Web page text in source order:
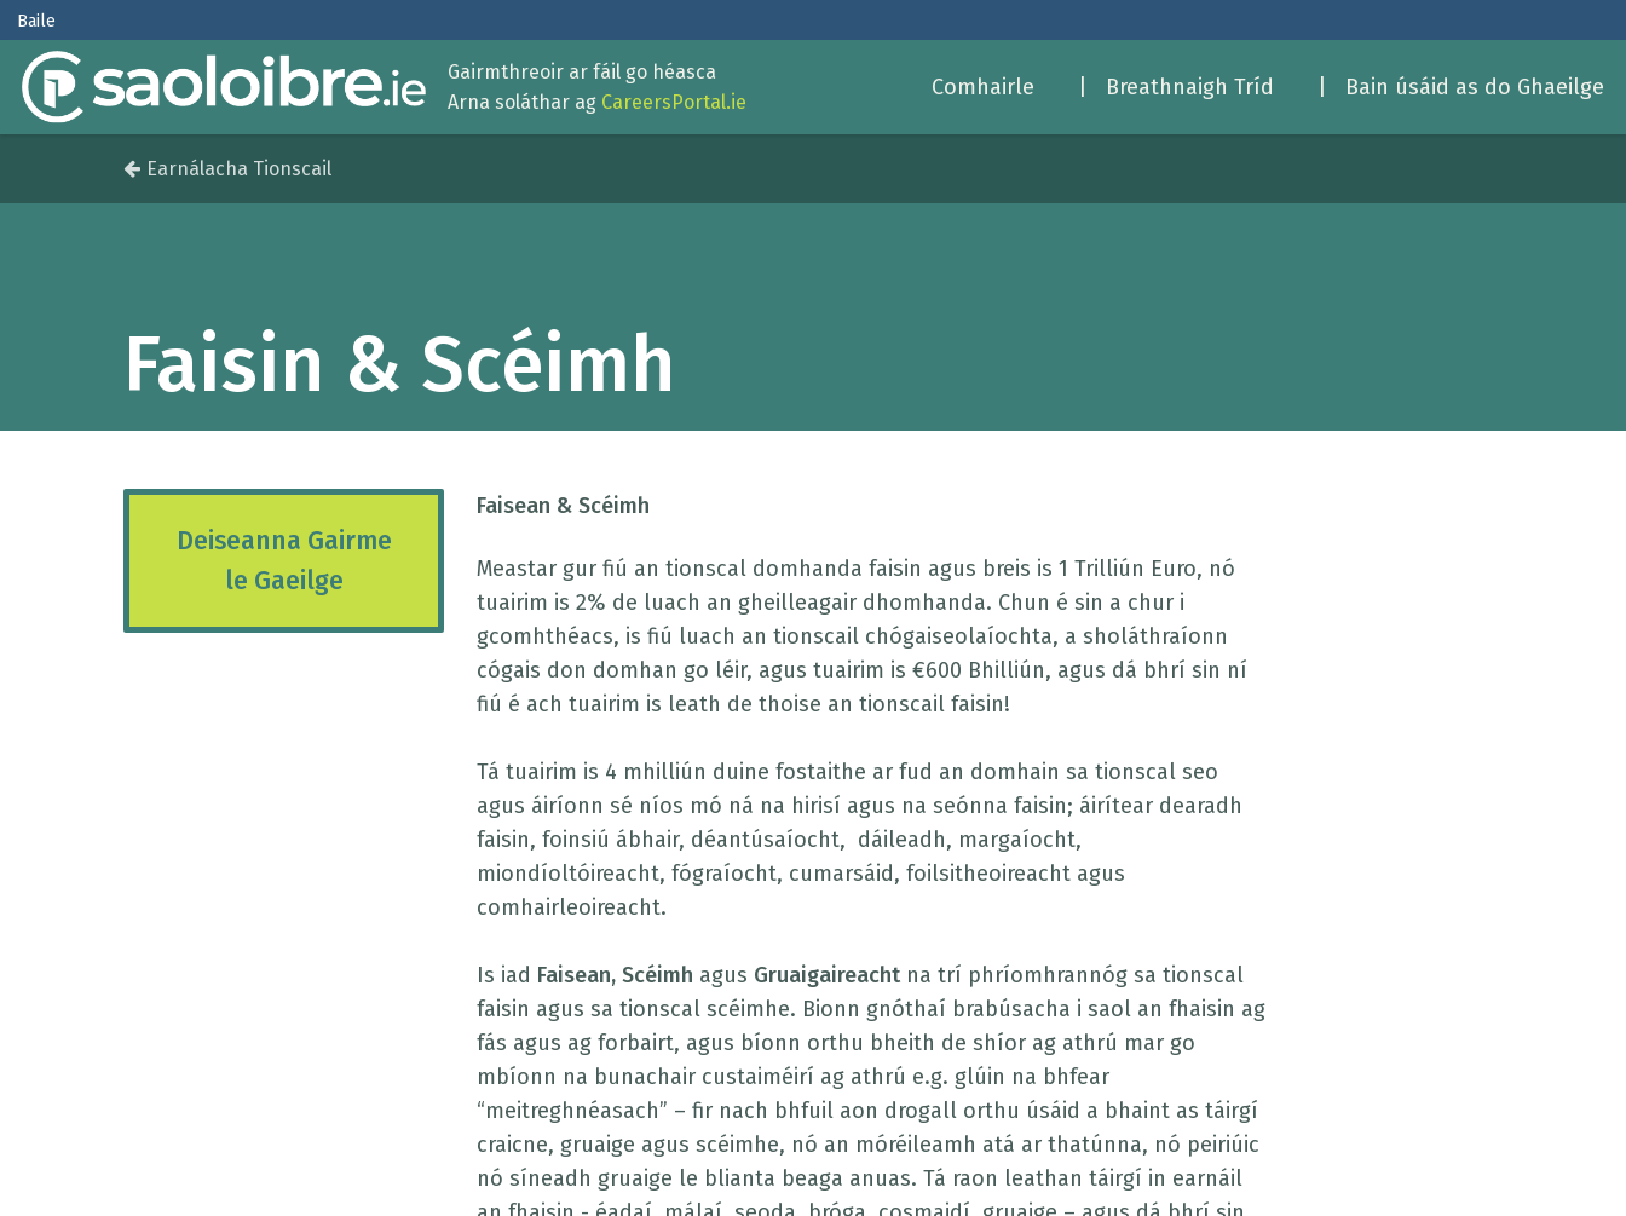
Baile
Gairmthreoir ar fáil go héasca
Arna soláthar ag CareersPortal.ie
Comhairle | Breathnaigh Tríd | Bain úsáid as do Ghaeilge
Earnálacha Tionscail
Faisin & Scéimh
Deiseanna Gairme
le Gaeilge
Faisean & Scéimh
Meastar gur fiú an tionscal domhanda faisin agus breis is 1 Trilliún Euro, nó
tuairim is 2% de luach an gheilleagair dhomhanda. Chun é sin a chur i
gcomhthéacs, is fiú luach an tionscail chógaiseolaíochta, a sholáthraíonn
cógais don domhan go léir, agus tuairim is €600 Bhilliún, agus dá bhrí sin ní
fiú é ach tuairim is leath de thoise an tionscail faisin!
Tá tuairim is 4 mhilliún duine fostaithe ar fud an domhain sa tionscal seo
agus áiríonn sé níos mó ná na hirisí agus na seónna faisin; áirítear dearadh
faisin, foinsiú ábhair, déantúsaíocht, dáileadh, margaíocht,
miondíoltóireacht, fógraíocht, cumarsáid, foilsitheoireacht agus
comhairleoireacht.
Is iad Faisean, Scéimh agus Gruaigaireacht na trí phríomhrannóg sa tionscal
faisin agus sa tionscal scéimhe. Bionn gnóthaí brabúsacha i saol an fhaisin ag
fás agus ag forbairt, agus bíonn orthu bheith de shíor ag athrú mar go
mbíonn na bunachair custaiméirí ag athrú e.g. glúin na bhfear
“meitreghnéasach” – fir nach bhfuil aon drogall orthu úsáid a bhaint as táirgí
craicne, gruaige agus scéimhe, nó an móréileamh atá ar thatúnna, nó peiriúic
nó síneadh gruaige le blianta beaga anuas. Tá raon leathan táirgí in earnáil